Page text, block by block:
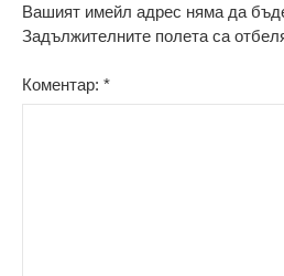
Вашият имейл адрес няма да
Задължителните полета са
Коментар: *